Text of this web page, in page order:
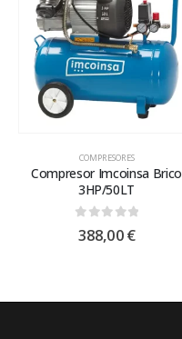
COMPRESORES
Compresor Imcoinsa Brico
3HP/50LT
0out of 5
388,00€